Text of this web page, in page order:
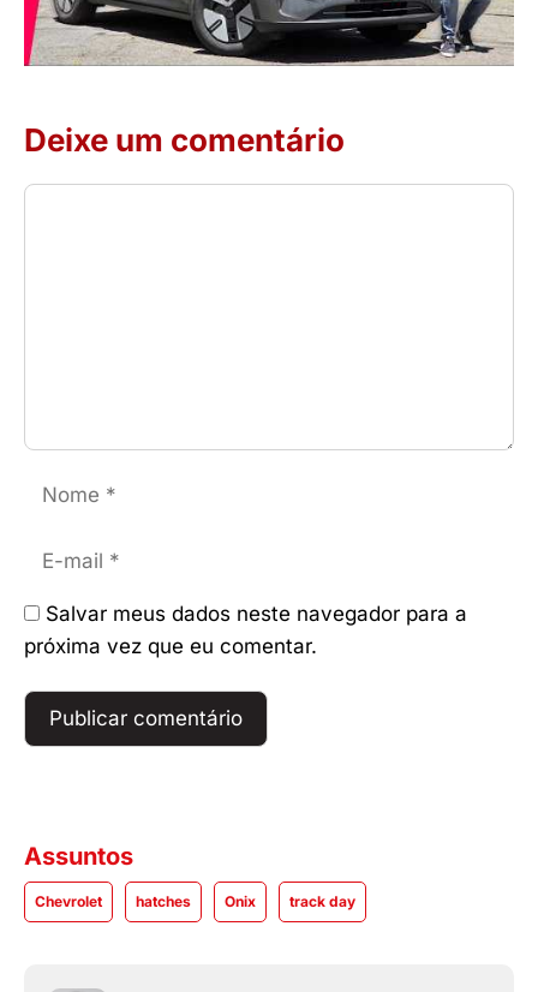
Deixe um comentário
Comentário
Nome
E-
mail
Salvar meus dados neste navegador para a
próxima vez que eu comentar.
Assuntos
Chevrolet hatches Onix track day